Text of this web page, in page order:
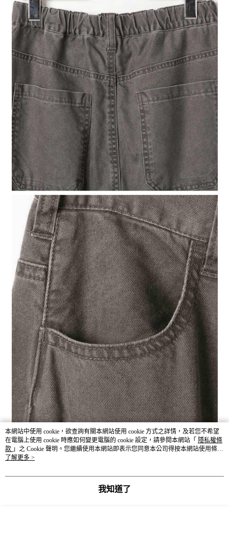
本網站中使用 cookie，欲查詢有關本網站使用 cookie 方式之詳情，及若您不希望
在電腦上使用 cookie 時應如何變更電腦的 cookie 設定，請參閱本網站「 隱私權條
款 」之 Cookie 聲明。您繼續使用本網站即表示您同意本公司得按本網站使用條款
之 Cookie 聲明使用 cookie。
了解更多 >
我知道了